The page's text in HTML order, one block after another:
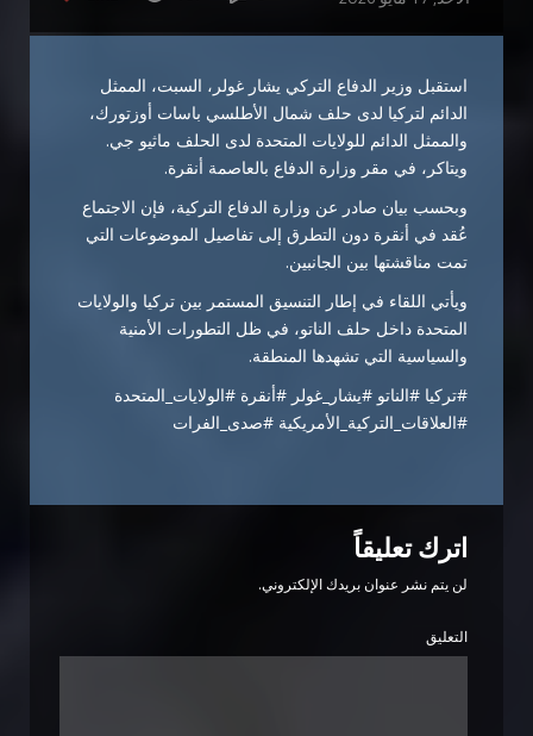
استقبل وزير الدفاع التركي يشار غولر ، السبت، الممثل
الدائم لتركيا لدى حلف شمال الأطلسي باسات أوزتورك،
والممثل الدائم للولايات المتحدة لدى الحلف ماثيو جي.
ويتاكر ، في مقر وزارة الدفاع بالعاصمة أنقرة.
وبحسب بيان صادر عن وزارة الدفاع التركية، فإن الاجتماع
عُقد في أنقرة دون التطرق إلى تفاصيل الموضوعات التي
تمت مناقشتها بين الجانبين.
ويأتي اللقاء في إطار التنسيق المستمر بين تركيا والولايات
المتحدة داخل حلف الناتو، في ظل التطورات الأمنية
والسياسية التي تشهدها المنطقة.
#تركيا #الناتو #يشار_غولر #أنقرة #الولايات_المتحدة
#العلاقات_التركية_الأمريكية #صدى_الفرات
اترك تعليقاً
لن يتم نشر عنوان بريدك الإلكتروني.
التعليق